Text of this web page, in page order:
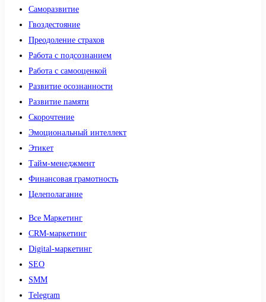
Саморазвитие
Гвоздестояние
Преодоление страхов
Работа с подсознанием
Работа с самооценкой
Развитие осознанности
Развитие памяти
Скорочтение
Эмоциональный интеллект
Этикет
Тайм-менеджмент
Финансовая грамотность
Целеполагание
Все Маркетинг
CRM-маркетинг
Digital-маркетинг
SEO
SMM
Telegram